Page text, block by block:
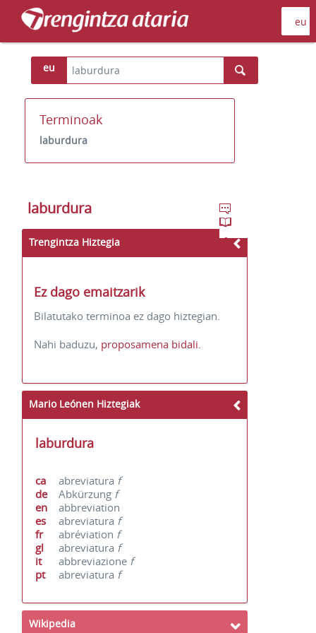
eu
Terminoak
laburdura
laburdura
Trengintza Hiztegia
Ez dago emaitzarik
Bilatutako terminoa ez dago hiztegian.
Nahi baduzu, proposamena bidali.
Mario Leónen Hiztegiak
laburdura
ca abreviatura f
de
Abkürzung f
en
abbreviation
es
abreviatura f
fr
abréviation f
gl
abreviatura f
it
abbreviazione f
pt
abreviatura f
Wikipedia